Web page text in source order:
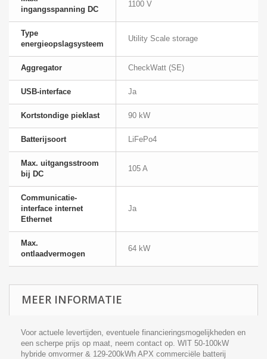
ingangsspanning DC
1100 V
Type
energieopslagsysteem
Utility Scale storage
Aggregator CheckWatt (SE)
USB-interface Ja
Kortstondige pieklast 90 kW
Batterijsoort LiFePo4
Max. uitgangsstroom
bij DC
105 A
Communicatie-
interface internet
Ethernet
Ja
Max.
ontlaadvermogen
64 kW
MEER INFORMATIE
Voor actuele levertijden, eventuele financieringsmogelijkheden en
een scherpe prijs op maat, neem contact op. WIT 50-100kW
hybride omvormer & 129-200kWh APX commerciële batterij